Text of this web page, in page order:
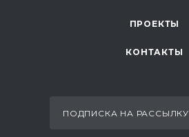
ПРОЕКТЫ
КОНТАКТЫ
ПОДПИСКА НА РАССЫЛКУ